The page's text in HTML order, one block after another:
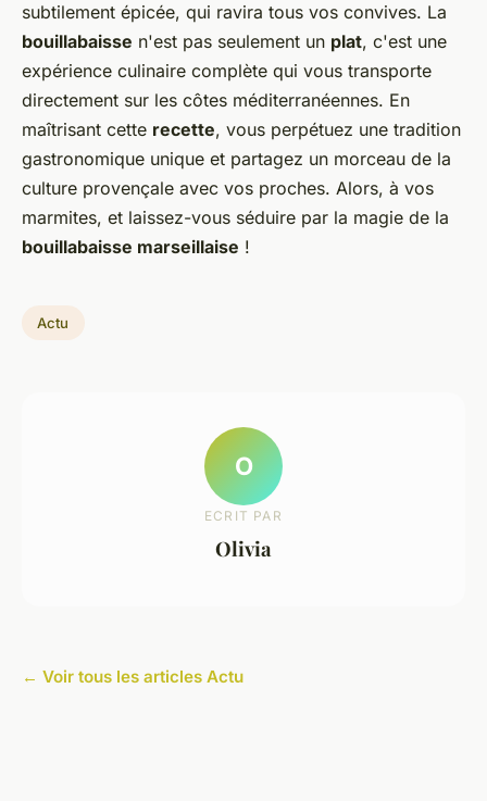
subtilement épicée, qui ravira tous vos convives. La
bouillabaisse n'est pas seulement un plat, c'est une
expérience culinaire complète qui vous transporte
directement sur les côtes méditerranéennes. En
maîtrisant cette recette, vous perpétuez une tradition
gastronomique unique et partagez un morceau de la
culture provençale avec vos proches. Alors, à vos
marmites, et laissez-vous séduire par la magie de la
bouillabaisse marseillaise !
Actu
O
ECRIT PAR
Olivia
← Voir tous les articles Actu